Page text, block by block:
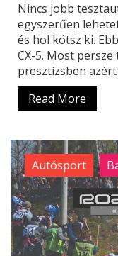
Nincs jobb
egyszerűen
és hol kötsz ki.
CX-5. Most
presztízsben azért
Read More
Autósport